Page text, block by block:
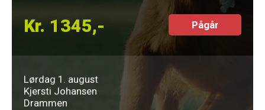
Kr. 1345,- Pågår
Lørdag 1. august
Kjersti Johansen
Drammen